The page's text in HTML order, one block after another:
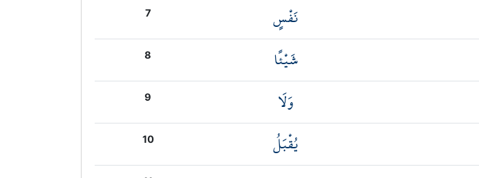
7 نَفْسٍ
8 شَيْئًا
9 وَلَا
10 يُقْبَلُ